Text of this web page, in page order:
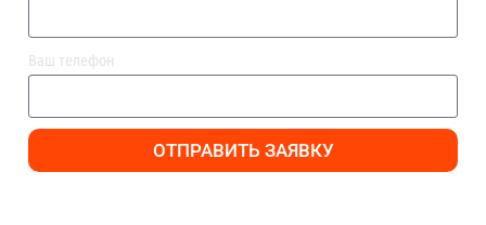
Ваш телефон
ОТПРАВИТЬ ЗАЯВКУ